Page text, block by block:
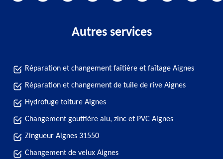
Autres services
Réparation et changement faîtière et faîtage Aignes
Réparation et changement de tuile de rive Aignes
Hydrofuge toiture Aignes
Changement gouttière alu, zinc et PVC Aignes
Zingueur Aignes 31550
Changement de velux Aignes